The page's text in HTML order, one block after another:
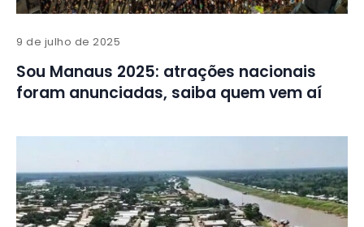
9 de julho de 2025
Sou Manaus 2025: atrações nacionais
foram anunciadas, saiba quem vem aí